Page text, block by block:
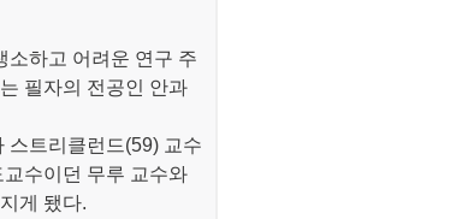
소하고 어려운 연구 주
필자의 전공인 안과
스트리클런드(59) 교수
수이던 무루 교수와
게 됐다.